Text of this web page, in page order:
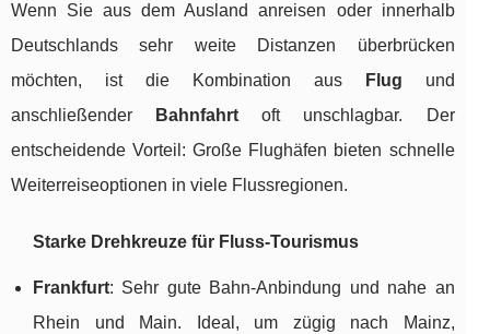
Wenn Sie aus dem Ausland anreisen oder innerhalb
Deutschlands sehr weite Distanzen überbrücken
möchten, ist die Kombination aus
Flug und
anschließender
Bahnfahrt oft unschlagbar. Der
entscheidende Vorteil: Große Flughäfen bieten schnelle
Weiterreiseoptionen in viele Flussregionen.
Starke Drehkreuze für Fluss-Tourismus
Frankfurt: Sehr gute Bahn-Anbindung und nahe an
Rhein und Main. Ideal, um zügig nach Mainz,